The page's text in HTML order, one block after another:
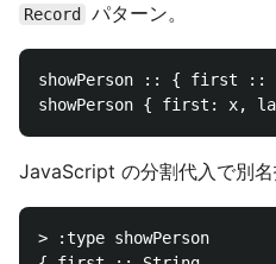
Record パターン。
showPerson :: { first
JavaScript の分割代入で別名
> :type showPerson